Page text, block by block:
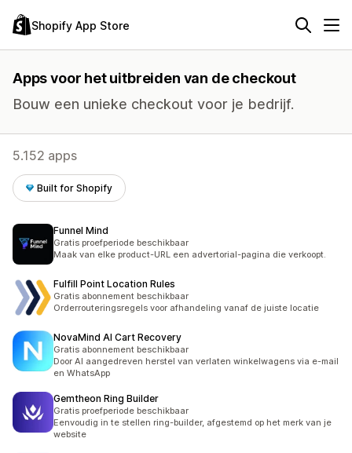
Shopify App Store
Apps voor het uitbreiden van de checkout
Bouw een unieke checkout voor je bedrijf.
5.152 apps
Built for Shopify
Funnel Mind
Gratis proefperiode beschikbaar
Maak van elke product-URL een advertorial-pagina die verkoopt.
Fulfill Point Location Rules
Gratis abonnement beschikbaar
Orderrouteringsregels voor afhandeling vanaf de juiste locatie
NovaMind AI Cart Recovery
Gratis abonnement beschikbaar
Door AI aangedreven herstel van verlaten winkelwagens via e-mail
en WhatsApp
Gemtheon Ring Builder
Gratis proefperiode beschikbaar
Eenvoudig in te stellen ring-builder, afgestemd op het merk van je
website